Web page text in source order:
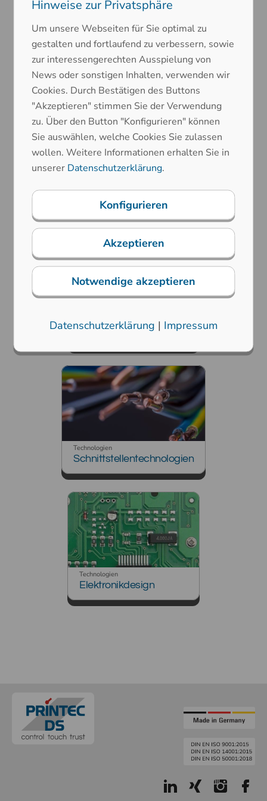
Technologien
Beleuchtungstechnologien
Gehäusetechnik
Technologien
Schutzarten
Technologien
Schnittstellentechnologien
Technologien
Elektronikdesign
Hinweise zur Privatsphäre
Um unsere Webseiten für Sie optimal zu
gestalten und fortlaufend zu verbessern, sowie
zur interessengerechten Ausspielung von
News oder sonstigen Inhalten, verwenden wir
Cookies. Durch Bestätigen des Buttons
"Akzeptieren" stimmen Sie der Verwendung
zu. Über den Button "Konfigurieren" können
Sie auswählen, welche Cookies Sie zulassen
wollen. Weitere Informationen erhalten Sie in
unserer Datenschutzerklärung.
Konfigurieren
Akzeptieren
Notwendige akzeptieren
Datenschutzerklärung | Impressum